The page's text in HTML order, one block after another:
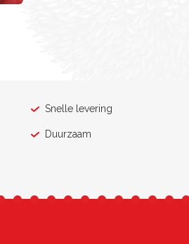
Snelle levering
Duurzaam